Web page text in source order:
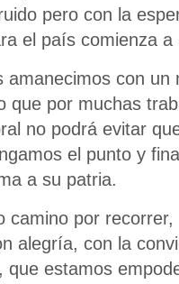
pero con la
el país comienza a
amanecimos con
que por muchas
no podrá evitar
el punto y
a su patria.
camino por
alegría, con la
que estamos